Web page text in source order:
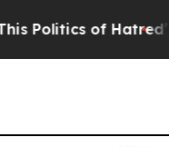
of Hatred” The